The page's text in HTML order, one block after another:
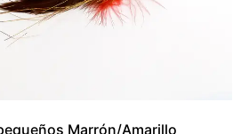
Marrón/Amarillo